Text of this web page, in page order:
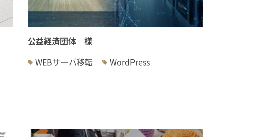
公益経済団体 様
WEBサーバ移転
WordPress